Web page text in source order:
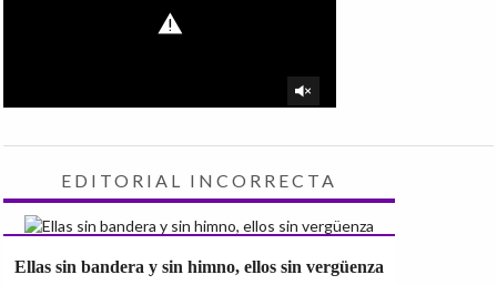
EDITORIAL INCORRECTA
Ellas sin bandera y sin himno, ellos sin vergüenza